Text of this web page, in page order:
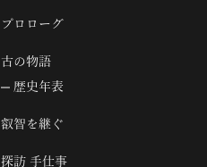
プロローグ
古の物語
歴史年表
叡智を継ぐ
探訪 手仕事